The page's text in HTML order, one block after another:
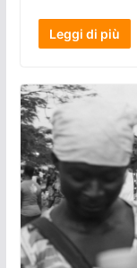
Leggi di più